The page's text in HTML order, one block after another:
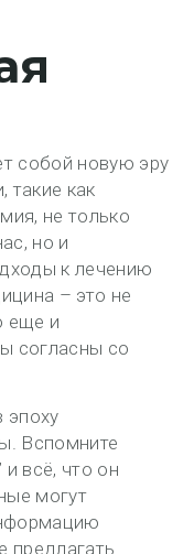
собой новую эру
такие как
не только
но и
к лечению
– это не
еще и
согласны со
Вспомните
и всё, что он
могут
предлагать